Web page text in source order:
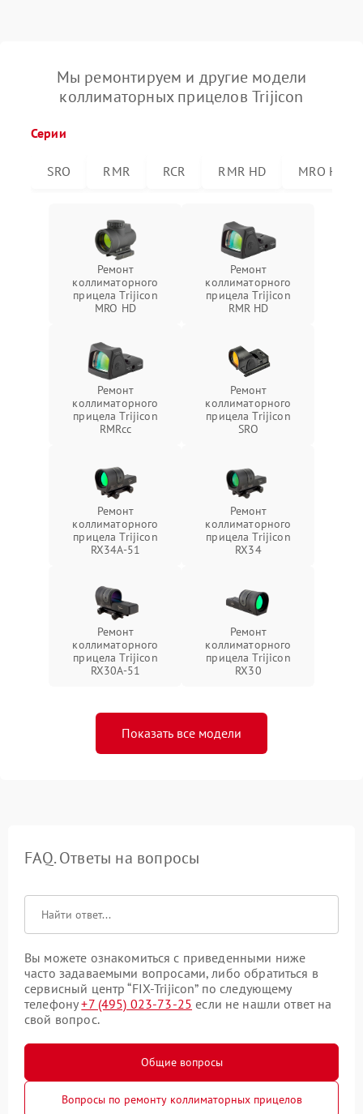
Мы ремонтируем и другие модели
коллиматорных прицелов Trijicon
Серии
SRO RMR RCR RMR HD MRO HD
Ремонт
коллиматорного
прицела Trijicon
MRO HD
Ремонт
коллиматорного
прицела Trijicon
RMR HD
Ремонт
коллиматорного
прицела Trijicon
RMRcc
Ремонт
коллиматорного
прицела Trijicon
SRO
Ремонт
коллиматорного
прицела Trijicon
RX34A-51
Ремонт
коллиматорного
прицела Trijicon
RX34
Ремонт
коллиматорного
прицела Trijicon
RX30A-51
Ремонт
коллиматорного
прицела Trijicon
RX30
Показать все модели
FAQ. Ответы на вопросы
Вы можете ознакомиться с приведенными ниже
часто задаваемыми вопросами, либо обратиться в
сервисный центр “FIX-Trijicon” по следующему
телефону+7 (495) 023-73-25 если не нашли ответ на
свой вопрос.
Общие вопросы
Вопросы по ремонту коллиматорных прицелов